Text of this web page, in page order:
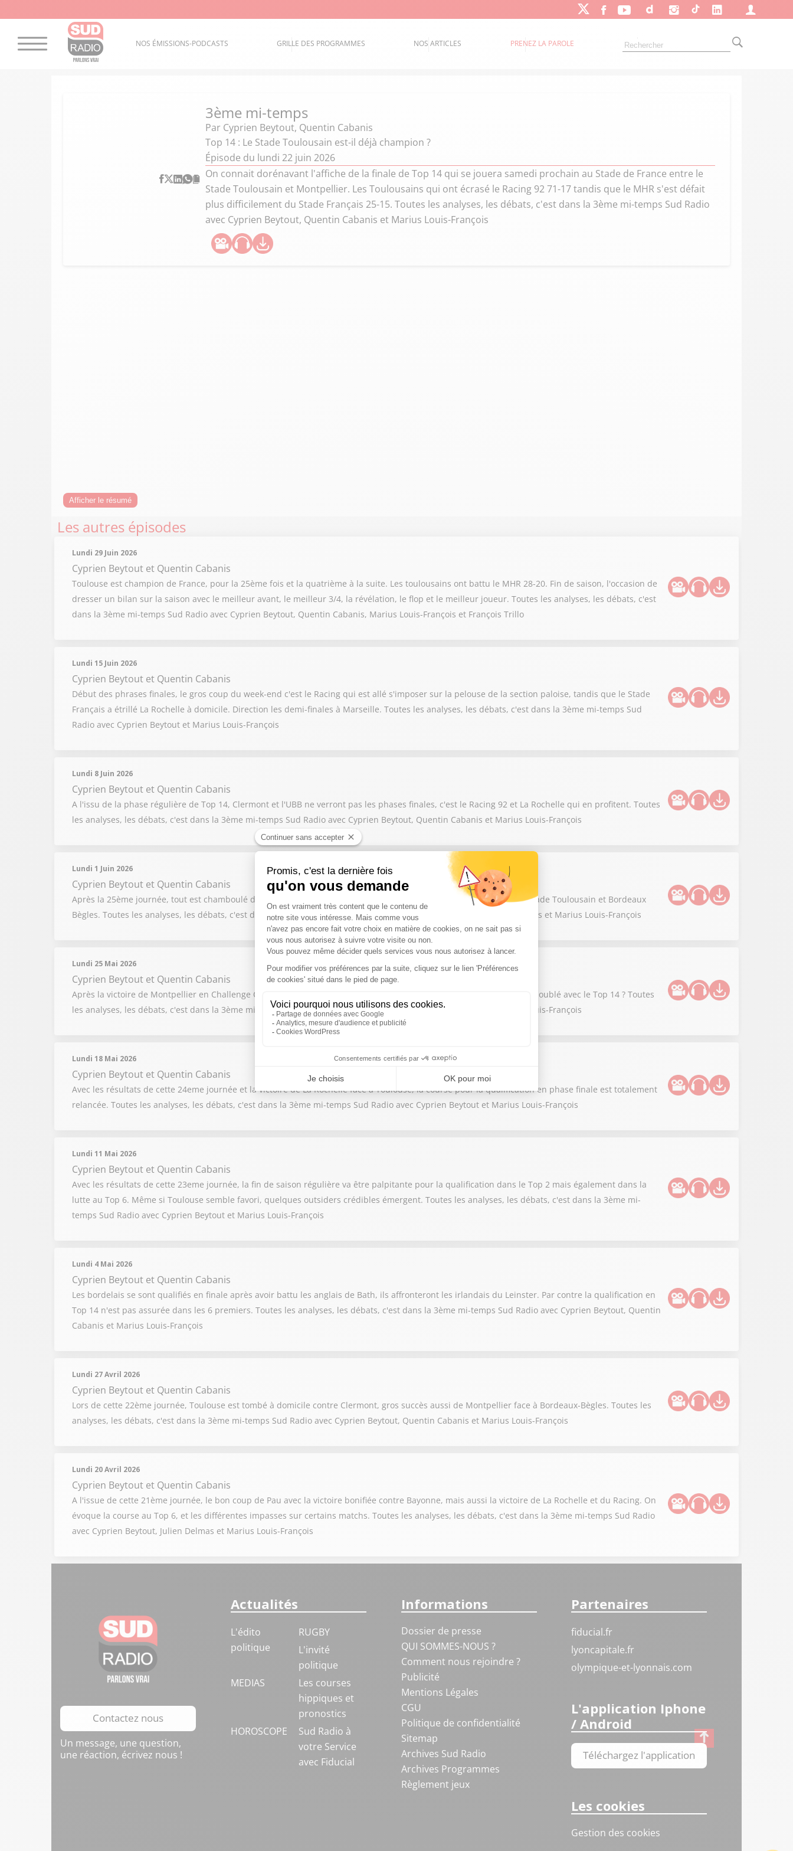
NOS ÉMISSIONS-PODCASTS GRILLE DES PROGRAMMES NOS ARTICLES PRENEZ LA PAROLE
3ème mi-temps
Par Cyprien Beytout, Quentin Cabanis
Top 14 : Le Stade Toulousain est-il déjà champion ?
Épisode du lundi 22 juin 2026
On connait dorénavant l'affiche de la finale de Top 14 qui se jouera samedi prochain au Stade de France entre le
Stade Toulousain et Montpellier. Les Toulousains qui ont écrasé le Racing 92 71-17 tandis que le MHR s'est défait
plus difficilement du Stade Français 25-15. Toutes les analyses, les débats, c'est dans la 3ème mi-temps Sud Radio
avec Cyprien Beytout, Quentin Cabanis et Marius Louis-François
Afficher le résumé
Les autres épisodes
Lundi 29 Juin 2026
Cyprien Beytout et Quentin Cabanis
Toulouse est champion de France, pour la 25ème fois et la quatrième à la suite. Les toulousains ont battu le MHR 28-20. Fin de saison, l'occasion de
dresser un bilan sur la saison avec le meilleur avant, le meilleur 3/4, la révélation, le flop et le meilleur joueur. Toutes les analyses, les débats, c'est
dans la 3ème mi-temps Sud Radio avec Cyprien Beytout, Quentin Cabanis, Marius Louis-François et François Trillo
Lundi 15 Juin 2026
Cyprien Beytout et Quentin Cabanis
Début des phrases finales, le gros coup du week-end c'est le Racing qui est allé s'imposer sur la pelouse de la section paloise, tandis que le Stade
Français a étrillé La Rochelle à domicile. Direction les demi-finales à Marseille. Toutes les analyses, les débats, c'est dans la 3ème mi-temps Sud
Radio avec Cyprien Beytout et Marius Louis-François
Lundi 8 Juin 2026
Cyprien Beytout et Quentin Cabanis
A l'issu de la phase régulière de Top 14, Clermont et l'UBB ne verront pas les phases finales, c'est le Racing 92 et La Rochelle qui en profitent. Toutes
les analyses, les débats, c'est dans la 3ème mi-temps Sud Radio avec Cyprien Beytout, Quentin Cabanis et Marius Louis-François
Lundi 1 Juin 2026
Cyprien Beytout et Quentin Cabanis
Après la 25ème journée, tout est chamboulé dans la course au Top 6 et on se demande s'il faut s'inquiéter pour le Stade Toulousain et Bordeaux
Bègles. Toutes les analyses, les débats, c'est dans la 3ème mi-temps Sud Radio avec Cyprien Beytout, Quentin Cabanis et Marius Louis-François
Lundi 25 Mai 2026
Cyprien Beytout et Quentin Cabanis
Après la victoire de Montpellier en Challenge Cup et de Bordeaux Bègles en Champions Cup, quel club peut viser le doublé avec le Top 14 ? Toutes
les analyses, les débats, c'est dans la 3ème mi-temps Sud Radio avec Cyprien Beytout, Quentin Cabanis et Marius Louis-François
Lundi 18 Mai 2026
Cyprien Beytout et Quentin Cabanis
Avec les résultats de cette 24eme journée et la victoire de La Rochelle face à Toulouse, la course pour la qualification en phase finale est totalement
relancée. Toutes les analyses, les débats, c'est dans la 3ème mi-temps Sud Radio avec Cyprien Beytout et Marius Louis-François
Lundi 11 Mai 2026
Cyprien Beytout et Quentin Cabanis
Avec les résultats de cette 23eme journée, la fin de saison régulière va être palpitante pour la qualification dans le Top 2 mais également dans la
lutte au Top 6. Même si Toulouse semble favori, quelques outsiders crédibles émergent. Toutes les analyses, les débats, c'est dans la 3ème mi-
temps Sud Radio avec Cyprien Beytout et Marius Louis-François
Lundi 4 Mai 2026
Cyprien Beytout et Quentin Cabanis
Les bordelais se sont qualifiés en finale après avoir battu les anglais de Bath, ils affronteront les irlandais du Leinster. Par contre la qualification en
Top 14 n'est pas assurée dans les 6 premiers. Toutes les analyses, les débats, c'est dans la 3ème mi-temps Sud Radio avec Cyprien Beytout, Quentin
Cabanis et Marius Louis-François
Lundi 27 Avril 2026
Cyprien Beytout et Quentin Cabanis
Lors de cette 22ème journée, Toulouse est tombé à domicile contre Clermont, gros succès aussi de Montpellier face à Bordeaux-Bègles. Toutes les
analyses, les débats, c'est dans la 3ème mi-temps Sud Radio avec Cyprien Beytout, Quentin Cabanis et Marius Louis-François
Lundi 20 Avril 2026
Cyprien Beytout et Quentin Cabanis
A l'issue de cette 21ème journée, le bon coup de Pau avec la victoire bonifiée contre Bayonne, mais aussi la victoire de La Rochelle et du Racing. On
évoque la course au Top 6, et les différentes impasses sur certains matchs. Toutes les analyses, les débats, c'est dans la 3ème mi-temps Sud Radio
avec Cyprien Beytout, Julien Delmas et Marius Louis-François
Contactez nous
Un message, une question,
une réaction, écrivez nous !
Actualités
L'édito
politique
RUGBY
L'invité
politique
MEDIAS
Les courses
hippiques et
pronostics
HOROSCOPE
Sud Radio à
votre Service
avec Fiducial
Informations
Dossier de presse
QUI SOMMES-NOUS ?
Comment nous rejoindre ?
Publicité
Mentions Légales
CGU
Politique de confidentialité
Sitemap
Archives Sud Radio
Archives Programmes
Règlement jeux
Partenaires
fiducial.fr
lyoncapitale.fr
olympique-et-lyonnais.com
L'application Iphone
/ Android
Téléchargez l'application
Les cookies
Gestion des cookies